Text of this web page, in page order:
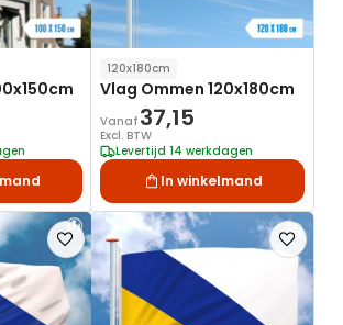
120x180cm
Vlag Ommen 120x180cm
Vanaf 37,15
Excl. BTW
Levertijd 14 werkdagen
In winkelmand
Voeg
toe
aan
verlanglijst
Voeg
toe